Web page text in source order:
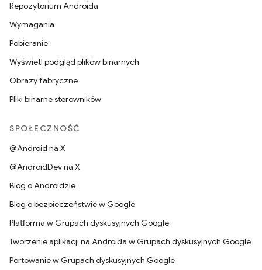
Repozytorium Androida
Wymagania
Pobieranie
Wyświetl podgląd plików binarnych
Obrazy fabryczne
Pliki binarne sterowników
SPOŁECZNOŚĆ
@Android na X
@AndroidDev na X
Blog o Androidzie
Blog o bezpieczeństwie w Google
Platforma w Grupach dyskusyjnych Google
Tworzenie aplikacji na Androida w Grupach dyskusyjnych Google
Portowanie w Grupach dyskusyjnych Google